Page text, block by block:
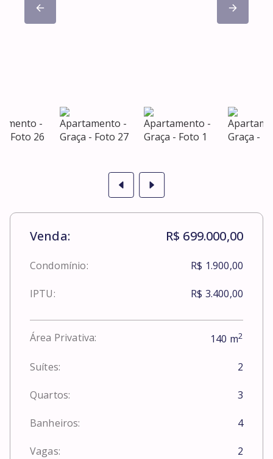
Venda: R$ 699.000,00
Condomínio: R$ 1.900,00
IPTU: R$ 3.400,00
Área Privativa: 140 m2
Suítes: 2
Quartos: 3
Banheiros: 4
Vagas: 2